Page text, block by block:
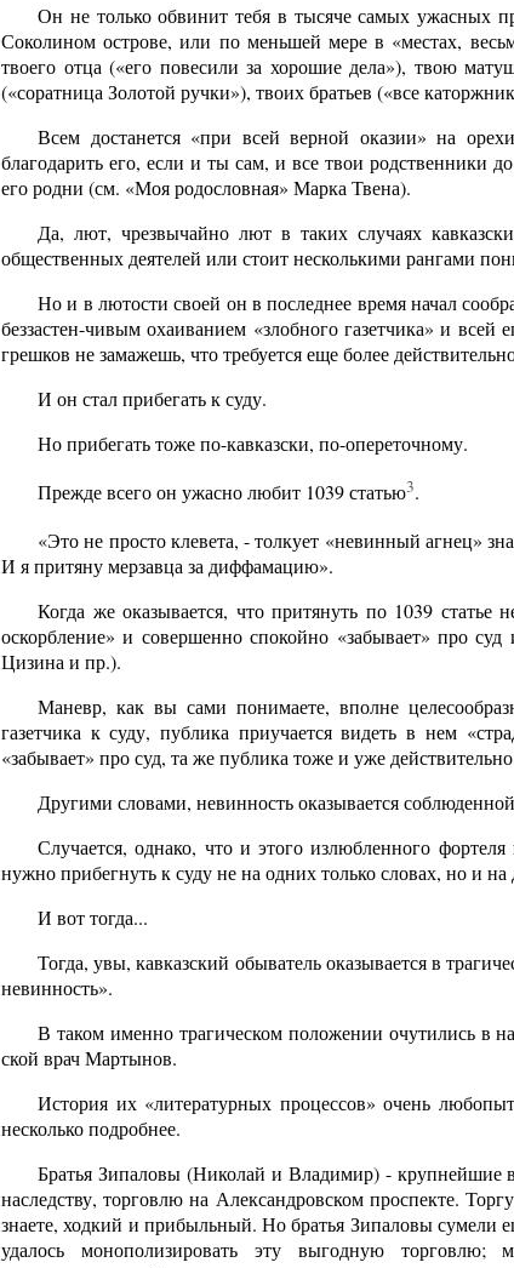
Он не только обвинит тебя в тысяче самых ужасных
Соколином острове, или по меньшей мере в «местах,
твоего отца («его повесили за хорошие дела»), твою
(«соратница Золотой ручки»), твоих братьев («все
Всем достанется «при всей верной оказии» на
благодарить его, если и ты сам, и все твои родственники
его родни (см. «Моя родословная» Марка Твена).
Да, лют, чрезвычайно лют в таких случаях
общественных деятелей или стоит несколькими рангами
Но и в лютости своей он в последнее время начал
беззастен-чивым охаиванием «злобного газетчика» и
грешков не замажешь, что требуется еще более
И он стал прибегать к суду.
Но прибегать тоже по-кавказски, по-опереточному.
Прежде всего он ужасно любит 1039 статью3.
«Это не просто клевета, - толкует «невинный агнец»
И я притяну мерзавца за диффамацию».
Когда же оказывается, что притянуть по 1039
оскорбление» и совершенно спокойно «забывает» про
Цизина и пр.).
Маневр, как вы сами понимаете, вполне
газетчика к суду, публика приучается видеть в нем
«забывает» про суд, та же публика тоже и уже
Другими словами, невинность оказывается
Случается, однако, что и этого излюбленного
нужно прибегнуть к суду не на одних только словах, но и на
И вот тогда...
Тогда, увы, кавказский обыватель оказывается в
невинность».
В таком именно трагическом положении очутились в
ской врач Мартынов.
История их «литературных процессов» очень
несколько подробнее.
Братья Зипаловы (Николай и Владимир) -
наследству, торговлю на Александровском проспекте.
знаете, ходкий и прибыльный. Но братья Зипаловы сумели
удалось монополизировать эту выгодную торговлю;